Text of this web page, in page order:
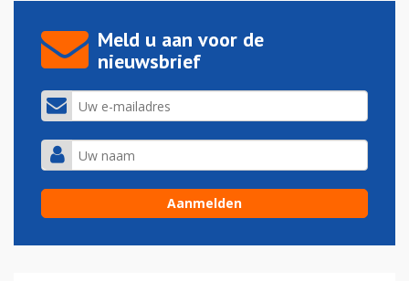
Meld u aan voor de
nieuwsbrief